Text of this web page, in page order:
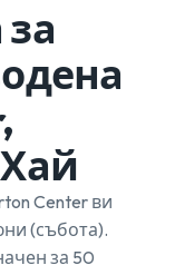
Center ви
(събота).
за 50